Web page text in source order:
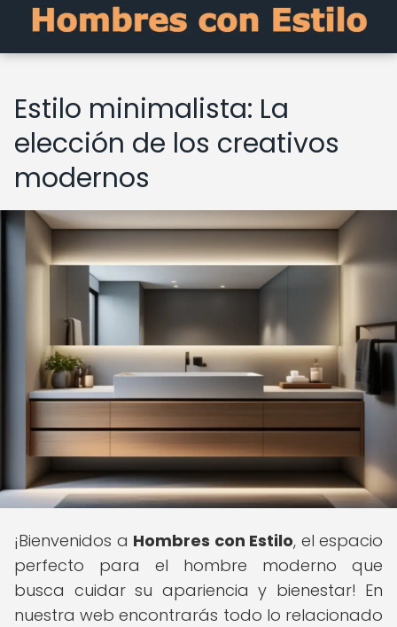
Estilo minimalista: La
elección de los creativos
modernos
¡Bienvenidos a Hombres con Estilo, el espacio
perfecto para el hombre moderno que
busca cuidar su apariencia y bienestar! En
nuestra web encontrarás todo lo relacionado